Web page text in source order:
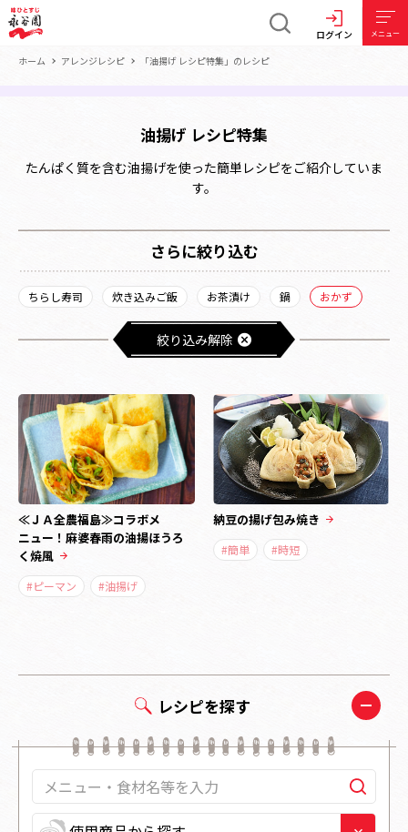
ログイン メニュー
ホーム アレンジレシピ 「油揚げ レシピ特集」のレシピ
油揚げ レシピ特集
たんぱく質を含む油揚げを使った簡単レシピをご紹介していま
す。
さらに絞り込む
ちらし寿司 炊き込みご飯 お茶漬け 鍋 おかず
絞り込み解除
≪ＪＡ全農福島≫コラボメ
ニュー！麻婆春雨の油揚ほうろ
く焼風
#ピーマン #油揚げ
納豆の揚げ包み焼き
#簡単 #時短
レシピを探す